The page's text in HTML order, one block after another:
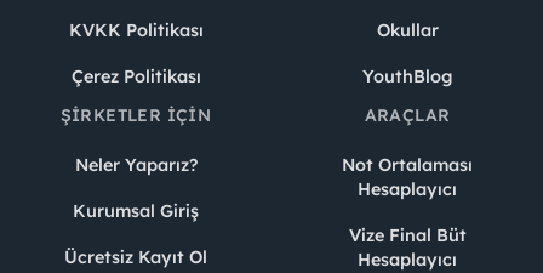
KVKK Politikası
Çerez Politikası
Okullar
YouthBlog
ŞIRKETLER İÇIN
Neler Yaparız?
Kurumsal Giriş
Ücretsiz Kayıt Ol
ARAÇLAR
Not Ortalaması
Hesaplayıcı
Vize Final Büt
Hesaplayıcı